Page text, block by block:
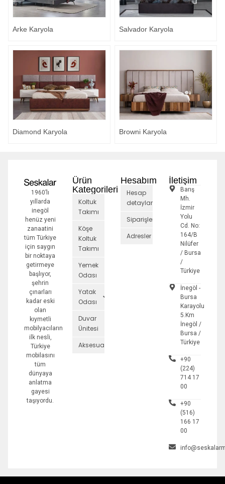
Arke Karyola Salvador Karyola
Diamond Karyola Browni Karyola
1960’lı
yıllarda
inegöl
henüz yeni
zanaatini
tüm Türkiye
için saygın
bir noktaya
getirmeye
başlıyor,
şehrin
çınarları
kadar eski
olan
kıymetli
mobilyacıların
ilk nesli,
Türkiye
mobilasını
tüm
dünyaya
anlatma
gayesi
taşıyordu.
Ürün
Kategorileri
Koltuk
Takımı
Köşe
Koltuk
Takımı
Yemek
Odası
Yatak
Odası
Duvar
Ünitesi
Aksesuarlar
Hesabım
Hesap
detayları
Siparişler
Adresler
İletişim
Barış
Mh.
İzmir
Yolu
Cd. No:
164/B
Nilüfer
/ Bursa
/
Türkiye
İnegöl -
Bursa
Karayolu
5.Km
İnegöl /
Bursa /
Türkiye
+90
(224)
714 17
00
+90
(516)
166 17
00